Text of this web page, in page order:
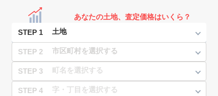
あなたの土地、査定価格はいくら？
STEP 1
STEP 2
STEP 3
STEP 4